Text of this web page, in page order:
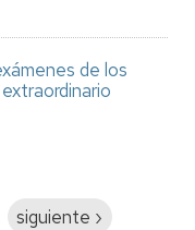
de los
Siguiente
siguiente ›